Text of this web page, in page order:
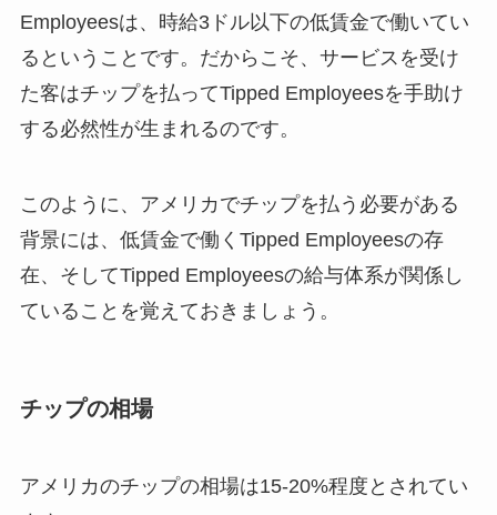
Employeesは、時給3ドル以下の低賃金で働いてい
るということです。だからこそ、サービスを受け
た客はチップを払ってTipped Employeesを手助け
する必然性が生まれるのです。
このように、アメリカでチップを払う必要がある
背景には、低賃金で働くTipped Employeesの存
在、そしてTipped Employeesの給与体系が関係し
ていることを覚えておきましょう。
チップの相場
アメリカのチップの相場は15-20%程度とされてい